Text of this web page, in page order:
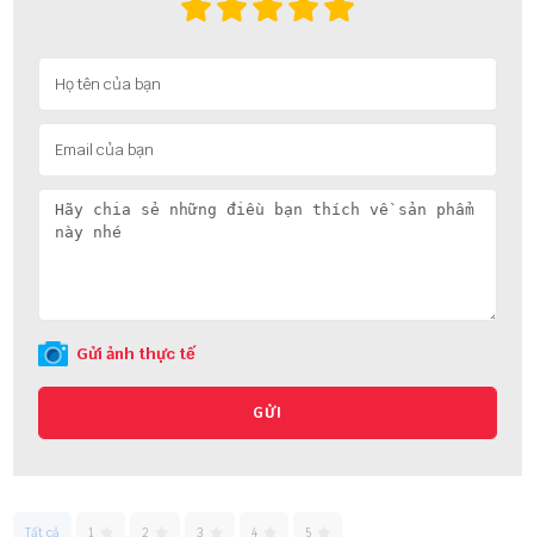
Gửi ảnh thực tế
GỬI
Tất cả 1 2 3 4 5